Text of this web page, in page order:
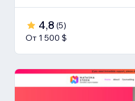
4,8 (5)
От 1 500 $